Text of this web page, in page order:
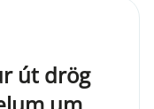
út drög